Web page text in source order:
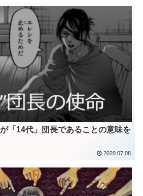
「14代」団長であることの意味を
2020.07.08